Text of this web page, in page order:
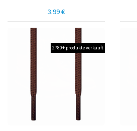
3.99 €
2780+ produkte verkauft